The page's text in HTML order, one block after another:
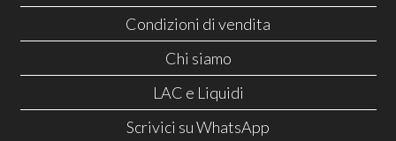
Condizioni di vendita
Chi siamo
LAC e Liquidi
Scrivici su WhatsApp